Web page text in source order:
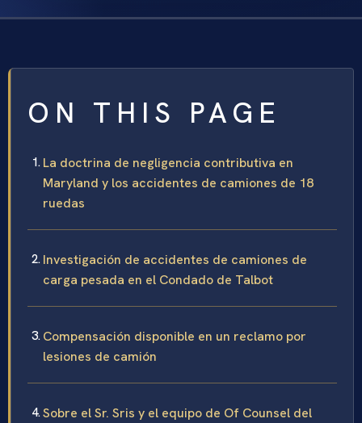
ON THIS PAGE
La doctrina de negligencia contributiva en
Maryland y los accidentes de camiones de 18
ruedas
Investigación de accidentes de camiones de
carga pesada en el Condado de Talbot
Compensación disponible en un reclamo por
lesiones de camión
Sobre el Sr. Sris y el equipo de Of Counsel del